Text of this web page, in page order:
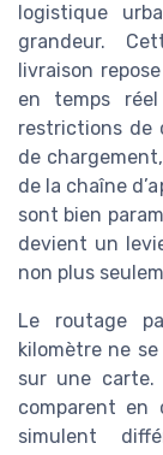
logistique
grandeur.
livraison
en temps
restrictions de
de
de la chaîne
sont bien
devient un
non plus
Le routage
kilomètre ne
sur une carte.
comparent en
simulent